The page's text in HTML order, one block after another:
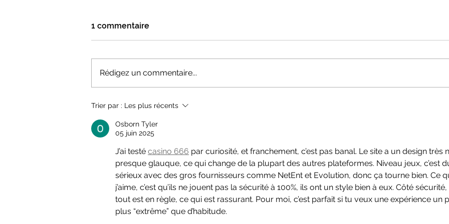
Tous nos secrets pour créer
1 commentaire
Rédigez un commentaire...
Trier par : Les plus récents
Osborn Tyler
05 juin 2025
J’ai testé casino 666 par curiosité, et franchement, c’est pas banal. Le site a un design très
presque glauque, ce qui change de la plupart des autres plateformes. Niveau jeux, c’est
sérieux avec des gros fournisseurs comme NetEnt et Evolution, donc ça tourne bien. Ce
j’aime, c’est qu’ils ne jouent pas la sécurité à 100%, ils ont un style bien à eux. Côté sécurité,
tout est en règle, ce qui est rassurant. Pour moi, c’est parfait si tu veux une expérience un
plus “extrême” que d’habitude.